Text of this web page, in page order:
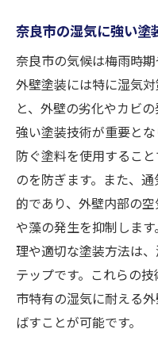
進化
最新の防カビ
進化する塗装
防カビ性能が
長期的に安心
未来を見据え
奈良市の住
奈良市の外壁塗装
の選択
耐久性のある
長持ちする塗
奈良市の環境
奈良市の湿気に強い塗
奈良市の気候は梅雨時期
外壁塗装には特に湿気
と、外壁の劣化やカビ
強い塗装技術が重要と
防ぐ塗料を使用するこ
のを防ぎます。また、
的であり、外壁内部の
や藻の発生を抑制しま
理や適切な塗装方法は
テップです。これらの
市特有の湿気に耐える
ばすことが可能です。